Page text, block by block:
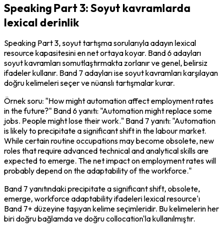
Speaking Part 3: Soyut kavramlarda
lexical derinlik
Speaking Part 3, soyut tartışma sorularıyla adayın lexical
resource kapasitesini en net ortaya koyar. Band 6 adayları
soyut kavramları somutlaştırmakta zorlanır ve genel, belirsiz
ifadeler kullanır. Band 7 adayları ise soyut kavramları karşılayan
doğru kelimeleri seçer ve nüanslı tartışmalar kurar.
Örnek soru: "How might automation affect employment rates
in the future?" Band 6 yanıtı: "Automation might replace some
jobs. People might lose their work." Band 7 yanıtı: "Automation
is likely to precipitate a significant shift in the labour market.
While certain routine occupations may become obsolete, new
roles that require advanced technical and analytical skills are
expected to emerge. The net impact on employment rates will
probably depend on the adaptability of the workforce."
Band 7 yanıtındaki precipitate a significant shift, obsolete
emerge, workforce adaptability ifadeleri lexical resource'ı
Band 7+ düzeyine taşıyan kelime seçimleridir. Bu kelimelerin her
biri doğru bağlamda ve doğru collocation'la kullanılmıştır.